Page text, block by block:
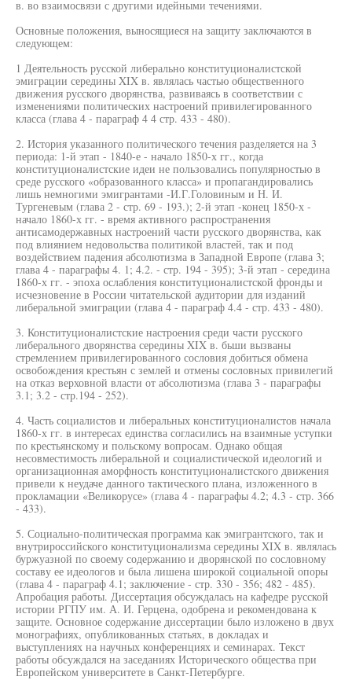
в. во взаимосвязи с другими идейными течениями.
Основные положения, выносящиеся на защиту заключаются в
следующем:
1 Деятельность русской либерально конституционалистской
эмиграции середины XIX в. являлась частью общественного
движения русского дворянства, развиваясь в соответствии с
изменениями политических настроений привилегированного
класса (глава 4 - параграф 4 4 стр. 433 - 480).
2. История указанного политического течения разделяется на 3
периода: 1-й этап - 1840-е - начало 1850-х гг., когда
конституционалистские идеи не пользовались популярностью в
среде русского «образованного класса» и пропагандировались
лишь немногими эмигрантами -И.Г.Головиным и Н. И.
Тургеневым (глава 2 - стр. 69 - 193.); 2-й этап -конец 1850-х -
начало 1860-х гг. - время активного распространения
антисамодержавных настроений части русского дворянства, как
под влиянием недовольства политикой властей, так и под
воздействием падения абсолютизма в Западной Европе (глава 3;
глава 4 - параграфы 4. 1; 4.2. - стр. 194 - 395); 3-й этап - середина
1860-х гг. - эпоха ослабления конституционалистской фронды и
исчезновение в России читательской аудитории для изданий
либеральной эмиграции (глава 4 - параграф 4.4 - стр. 433 - 480).
3. Конституционалистские настроения среди части русского
либерального дворянства середины XIX в. бьши вызваны
стремлением привилегированного сословия добиться обмена
освобождения крестьян с землей и отмены сословных привилегий
на отказ верховной власти от абсолютизма (глава 3 - параграфы
3.1; 3.2 - стр.194 - 252).
4. Часть социалистов и либеральных конституционалистов начала
1860-х гг. в интересах единства согласились на взаимные уступки
по крестьянскому и польскому вопросам. Однако общая
несовместимость либеральной и социалистической идеологий и
организационная аморфность конституционалистского движения
привели к неудаче данного тактического плана, изложенного в
прокламации «Великорусе» (глава 4 - параграфы 4.2; 4.3 - стр. 366
- 433).
5. Социально-политическая программа как эмигрантского, так и
внутрироссийского конституционализма середины XIX в. являлась
буржуазной по своему содержанию и дворянской по сословному
составу ее идеологов и была лишена широкой социальной опоры
(глава 4 - параграф 4.1; заключение - стр. 330 - 356; 482 - 485).
Апробация работы. Диссертация обсуждалась на кафедре русской
истории РГПУ им. А. И. Герцена, одобрена и рекомендована к
защите. Основное содержание диссертации было изложено в двух
монографиях, опубликованных статьях, в докладах и
выступлениях на научных конференциях и семинарах. Текст
работы обсуждался на заседаниях Исторического общества при
Европейском университете в Санкт-Петербурге.